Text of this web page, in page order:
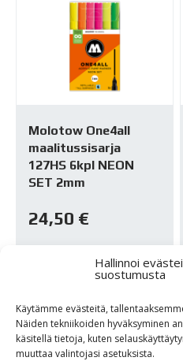
Hallinnoi
suostumusta
Käytämme evästeitä,
Näiden tekniikoiden hyväksyminen
käsitellä tietoja, kuten
muuttaa valintojasi asetuksista.
Molotow One4all
maalitussisarja
127HS 6kpl NEON
SET 2mm
24,50 €